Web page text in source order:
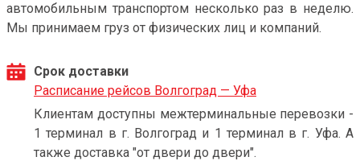
автомобильным транспортом несколько раз в неделю.
Мы принимаем груз от физических лиц и компаний.
Срок доставки
Расписание рейсов Волгоград — Уфа
Клиентам доступны межтерминальные перевозки -
1 терминал в г. Волгоград и 1 терминал в г. Уфа. А
также доставка "от двери до двери".